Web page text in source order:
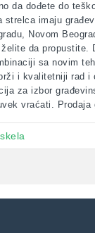
da dođete do
strelca imaju
Novom
da propustite.
sa novim
i kvalitetniji rad i
za izbor
vraćati. Prodaja